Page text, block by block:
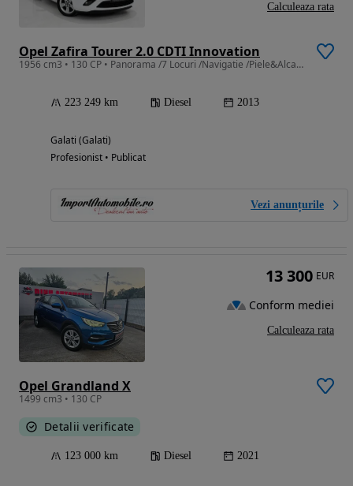
Opel Zafira Tourer 2.0 CDTI Innovation
1956 cm3 • 130 CP • Panorama /7 Locuri /Navigatie /Piele&Alcantara
223 249 km Diesel 2013
Galati (Galati)
Profesionist • Publicat
Vezi anunțurile
Calculeaza rata
Opel Grandland X
1499 cm3 • 130 CP
Detalii verificate
123 000 km Diesel 2021
13 300 EUR
Conform mediei
Calculeaza rata